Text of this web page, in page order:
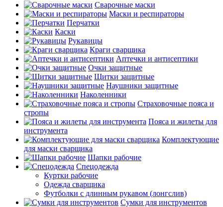
Сварочные маски
Маски и респираторы
Перчатки
Каски
Рукавицы
Краги сварщика
Аптечки и антисептики
Очки защитные
Щитки защитные
Наушники защитные
Наколенники
Страховочные пояса и
стропы
Пояса и жилеты для
инструмента
Комплектующие
для маски сварщика
Шапки рабочие
Спецодежда
Куртки рабочие
Одежда сварщика
Футболки с длинным рукавом (лонгслив)
Сумки для инструментов